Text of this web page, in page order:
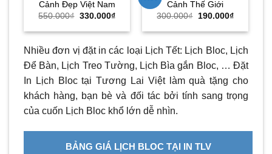
Cảnh Đẹp Việt Nam
550.000₫ Giá
là:
330.000₫Giá
tại
330.000₫.
Cảnh Thế Giới
300.000₫
Giá
là:
190.000₫Giá
tại
190.000₫.
Nhiều đơn vị đặt in các loại Lịch Tết: Lịch Bloc, Lịch
Để Bàn, Lịch Treo Tường, Lịch Bìa gắn Bloc, … Đặt
In Lịch Bloc tại Tương Lai Việt làm quà tặng cho
khách hàng, bạn bè và đối tác bởi tính sang trọng
của cuốn Lịch Bloc khổ lớn dễ nhìn.
BẢNG GIÁ LỊCH BLOC TẠI IN TLV